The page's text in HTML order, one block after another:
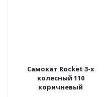
Самокат Rocket 3-х
колесный 110
коричневый